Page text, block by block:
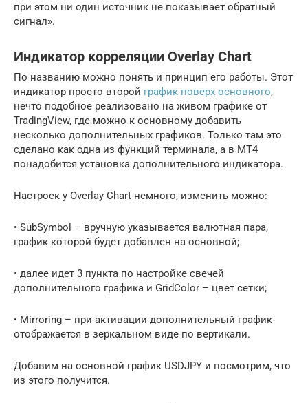
при этом ни один источник не показывает обратный
сигнал».
Индикатор корреляции Overlay Chart
По названию можно понять и принцип его работы. Этот
индикатор просто второй график поверх основного,
нечто подобное реализовано на живом графике от
TradingView, где можно к основному добавить
несколько дополнительных графиков. Только там это
сделано как одна из функций терминала, а в МТ4
понадобится установка дополнительного индикатора.
Настроек у Overlay Chart немного, изменить можно:
• SubSymbol – вручную указывается валютная пара,
график которой будет добавлен на основной;
• далее идет 3 пункта по настройке свечей
дополнительного графика и GridColor – цвет сетки;
• Mirroring – при активации дополнительный график
отображается в зеркальном виде по вертикали.
Добавим на основной график USDJPY и посмотрим, что
из этого получится.